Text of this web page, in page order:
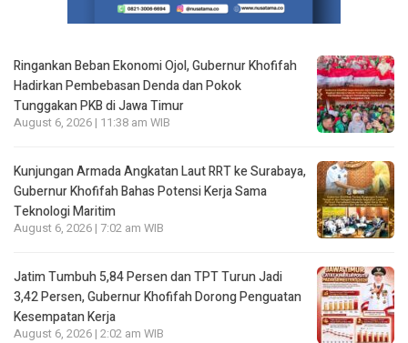
Ringankan Beban Ekonomi Ojol, Gubernur Khofifah
Hadirkan Pembebasan Denda dan Pokok
Tunggakan PKB di Jawa Timur
August 6, 2026 | 11:38 am WIB
Kunjungan Armada Angkatan Laut RRT ke Surabaya,
Gubernur Khofifah Bahas Potensi Kerja Sama
Teknologi Maritim
August 6, 2026 | 7:02 am WIB
Jatim Tumbuh 5,84 Persen dan TPT Turun Jadi
3,42 Persen, Gubernur Khofifah Dorong Penguatan
Kesempatan Kerja
August 6, 2026 | 2:02 am WIB